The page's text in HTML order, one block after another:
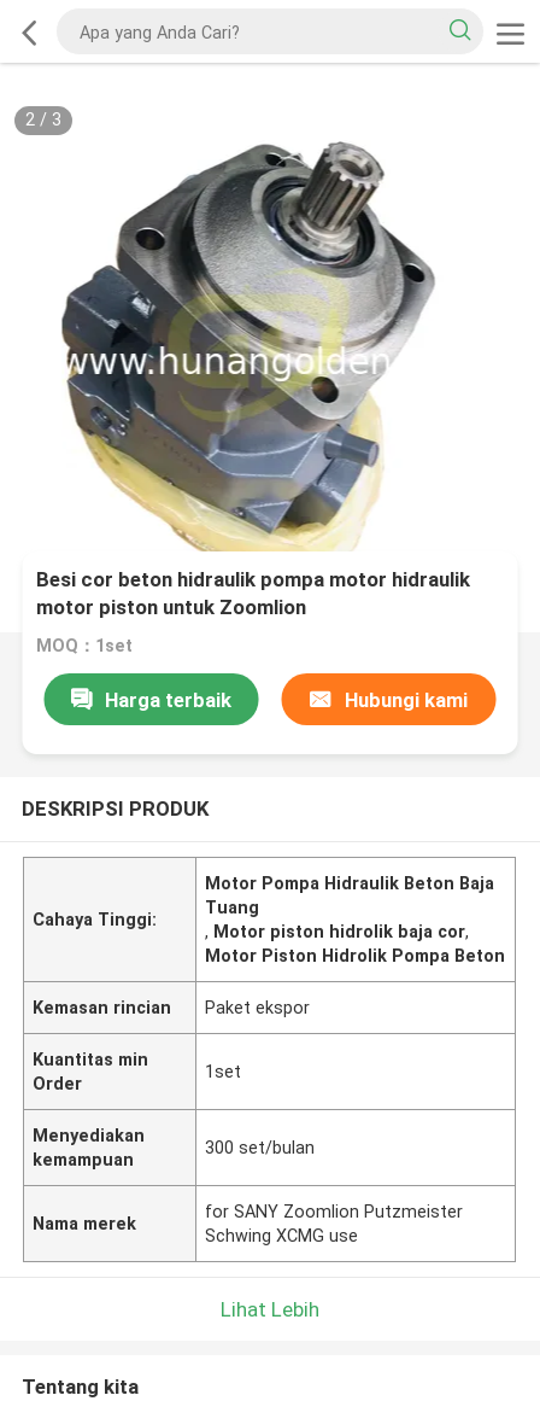
2/ 3
Besi cor beton hidraulik pompa motor hidraulik
motor piston untuk Zoomlion
MOQ：1set
Harga terbaik Hubungi kami
DESKRIPSI PRODUK
Cahaya Tinggi:
Motor Pompa Hidraulik Beton Baja
Tuang
, Motor piston hidrolik baja cor,
Motor Piston Hidrolik Pompa Beton
Kemasan rincian Paket ekspor
Kuantitas min
Order
1set
Menyediakan
kemampuan
300 set/bulan
Nama merek
for SANY Zoomlion Putzmeister
Schwing XCMG use
Lihat Lebih
Tentang kita